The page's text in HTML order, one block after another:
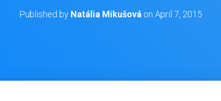
Published by Natália Mikušová on April 7, 2015